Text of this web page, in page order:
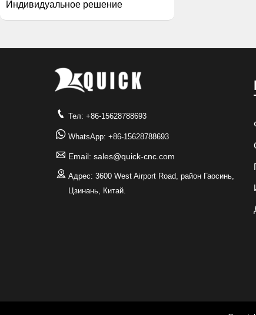
Индивидуальное решение
 Тел: +86-15628788693
 WhatsApp: +86-15628788693
 Email: sales@quick-cnc.com
 Адрес: 3600 West Airport Road, район Гаосинь,
Цзинань, Китай.